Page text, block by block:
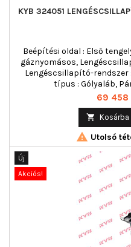
KYB 324051
Beépítési oldal : Első
gáznyomásos,
Lengéscsillapító-rendszer
típus : Gólyaláb,
Ár
69 458
 Kosárba
 Utolsó
Új
Akciós!